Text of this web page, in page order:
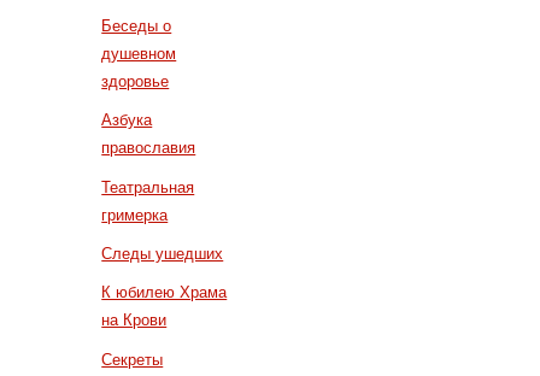
Беседы о
душевном
здоровье
Азбука
православия
Театральная
гримерка
Следы ушедших
К юбилею Храма
на Крови
Секреты